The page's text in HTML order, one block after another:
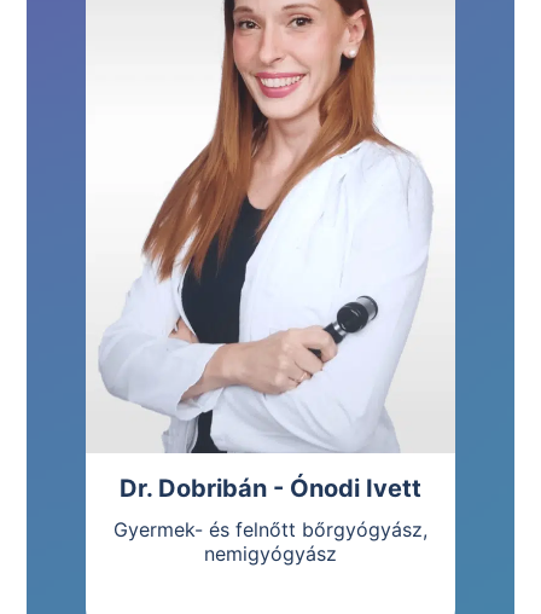
Dr. Dobribán - Ónodi Ivett
Gyermek- és felnőtt bőrgyógyász,
nemigyógyász